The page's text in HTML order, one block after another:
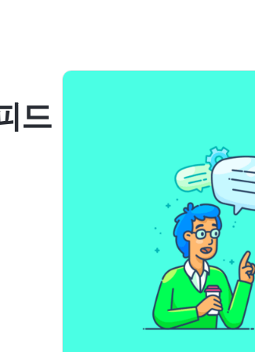
드